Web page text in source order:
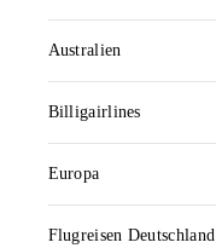
Australien
Billigairlines
Europa
Flugreisen Deutschland